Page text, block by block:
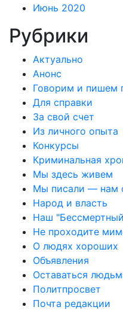
Июнь 2020
Рубрики
Актуально
Анонс
Говорим и пишем
Для справки
За свой счет
Из личного опыта
Конкурсы
Криминальная
Мы здесь живем
Мы писали — нам
Народ и власть
Наш
Не проходите
О людях хороших
Объявления
Оставаться
Политпросвет
Почта редакции